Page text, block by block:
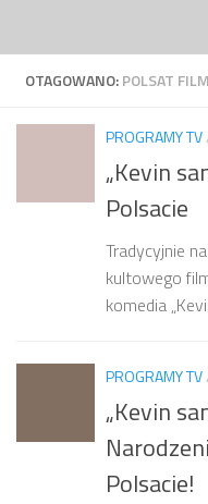
OTAGOWANO:POLSAT FILM
PROGRAMY TV
„Kevin
Polsacie
Tradycyjnie
kultowego
komedia
PROGRAMY TV
„Kevin
Polsacie!